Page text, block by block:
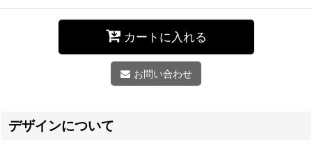
カートに入れる
お問い合わせ
デザインについて